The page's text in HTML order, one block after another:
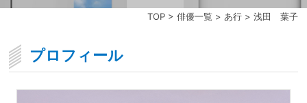
TOP> 俳優一覧 > あ行> 浅田 葉子
プロフィール